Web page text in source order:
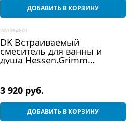
ДОБАВИТЬ В КОРЗИНУ
DA1384801
DK Встраиваемый
смеситель для ванны и
душа Hessen.Grimm
3 920 руб.
ДОБАВИТЬ В КОРЗИНУ